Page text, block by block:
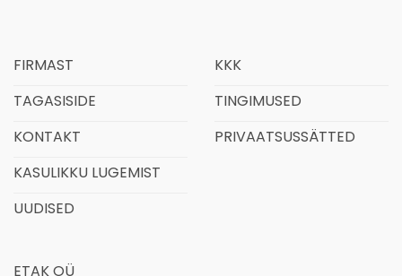
FIRMAST
TAGASISIDE
KONTAKT
KASULIKKU LUGEMIST
UUDISED
KKK
TINGIMUSED
PRIVAATSUSSÄTTED
ETAK OÜ